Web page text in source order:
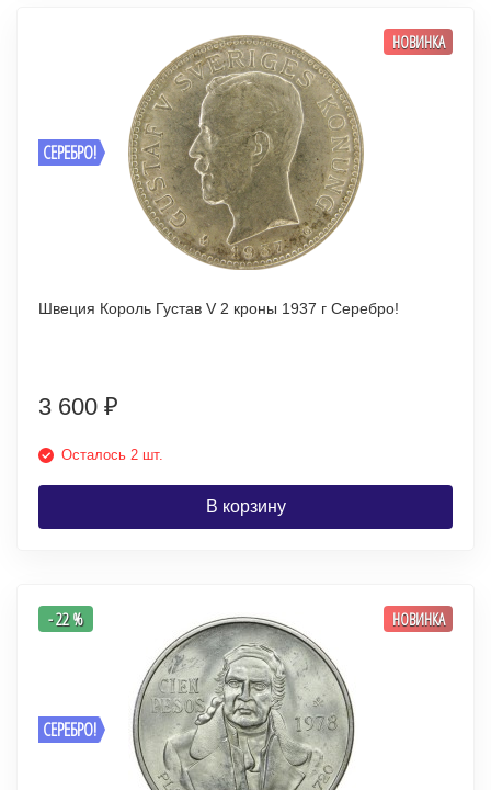
СЕРЕБРО!
НОВИНКА
Швеция Король Густав V 2 кроны 1937 г Серебро!
3 600 ₽
Осталось 2 шт.
В корзину
СЕРЕБРО!
- 22 % НОВИНКА